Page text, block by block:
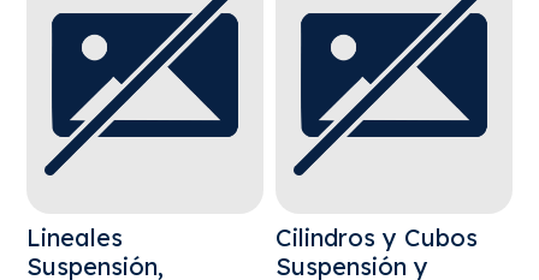
Lineales
Suspensión,
Cilindros y Cubos
Suspensión y